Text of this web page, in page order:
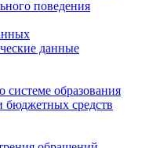
поведения
данные
системе образования
бюджетных средств